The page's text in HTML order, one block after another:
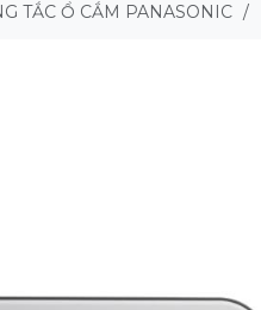
TẮC Ổ CẮM PANASONIC /